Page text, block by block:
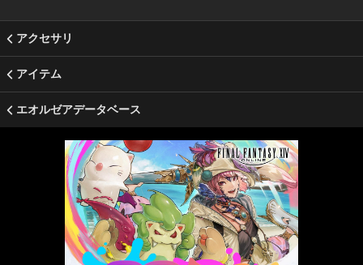
アクセサリ
アイテム
エオルゼアデータベース